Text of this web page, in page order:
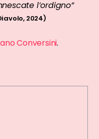
l’ordigno”
2024)
Conversini.